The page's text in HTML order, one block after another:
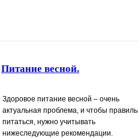
Питание весной.
Здоровое питание весной – очень
актуальная проблема, и чтобы
питаться, нужно учитывать
нижеследующие рекомендации.